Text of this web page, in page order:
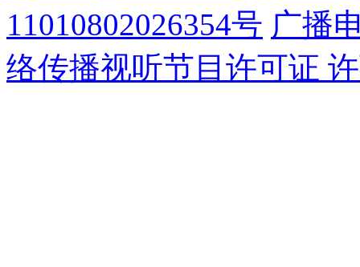
11010802026354号 广播
络传播视听节目许可证